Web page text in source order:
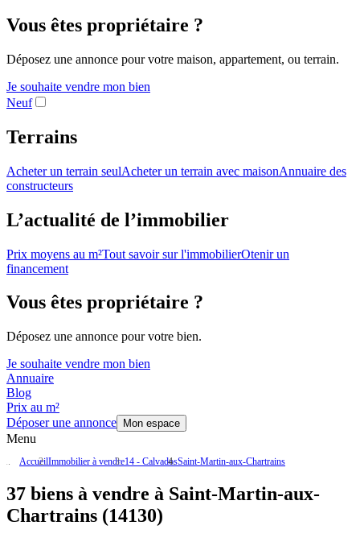
Vous êtes propriétaire ?
Déposez une annonce pour votre maison, appartement, ou terrain.
Je souhaite vendre mon bien
Neuf
Terrains
Acheter un terrain seulAcheter un terrain avec maisonAnnuaire des
constructeurs
L’actualité de l’immobilier
Prix moyens au m²Tout savoir sur l'immobilierOtenir un
financement
Vous êtes propriétaire ?
Déposez une annonce pour votre bien.
Je souhaite vendre mon bien
Annuaire
Blog
Prix au m²
Déposer une annonce
Mon espace
Menu
AccueilImmobilier à vendre14 - CalvadosSaint-Martin-aux-Chartrains
37 biens à vendre à Saint-Martin-aux-
Chartrains (14130)